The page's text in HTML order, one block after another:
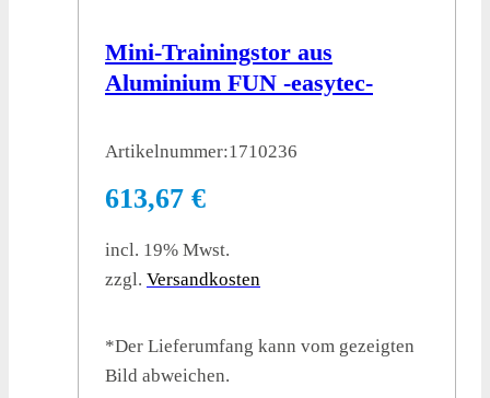
Mini-Trainingstor aus
Aluminium FUN -easytec-
Artikelnummer:1710236
613,67 €
incl. 19% Mwst.
zzgl. Versandkosten
*Der Lieferumfang kann vom gezeigten
Bild abweichen.